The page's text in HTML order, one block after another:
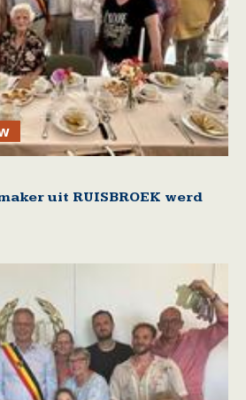
uit RUISBROEK werd